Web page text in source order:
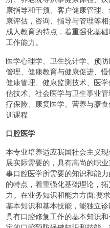
康指导和干预、客户健康管理
康评估，咨询、指导与管理等
成人教育的特点，着重强化基
工作能力。
医学心理学、卫生统计学、预
管理、健康教育与健康促进、
健康管理、健康监测技术、医
估技术、社会医学与卫生事业
疗保险、康复医学、营养与膳
训课程
口腔医学
本专业培养适应我国社会主义
展实际需要的，具有高尚的职
事口腔医学所需要的知识和能
的特点，着重强化基础理论，
力。在业务知识和能力方面:要
基本知识和基本技能，能独立
具有口腔修复工作的基本知识